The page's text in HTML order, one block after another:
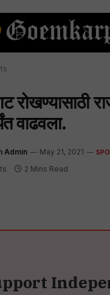
रोखण्यासाठी
वाढवला.
Admin May 21, 2021
2 Mins Read